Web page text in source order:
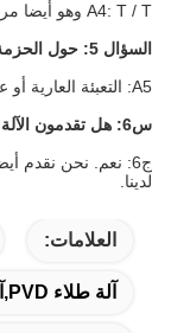
A4: T / T وهو أيضا مرن وفقا لأنواع مختلفة من الآلة.
السؤال 5: حول الحزمة:
A5: التعبئة العارية أو علبة الكرتون الخشبية.
س6: هل تقدمون الآلة المستعملة؟
ج6: نعم. نحن نقدم
لدينا.
العلامات:
آلة طلاء PVD,آلة ترسيب البخار المادي